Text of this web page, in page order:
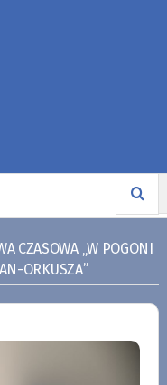
CZASOWA „W POGONI
ORKUSZA”